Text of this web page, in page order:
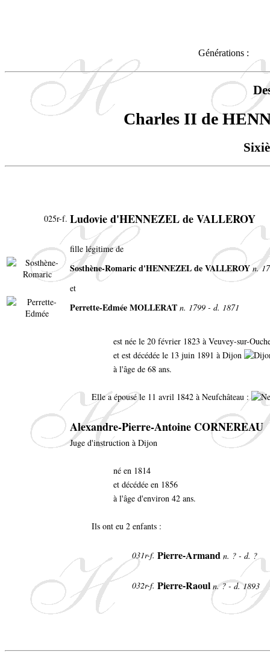
Générations :
Charles II de
025r-f. Ludovie d'HENNEZEL de VALLEROY
fille légitime de
Sosthène-Romaric d'HENNEZEL de VALLEROYn.
et
Perrette-Edmée MOLLERAT n. 1799 - d. 1871
est née le 20 février 1823 à Veuvey-sur-
et est décédée le 13 juin 1891 à Dijon
à l'âge de 68 ans.
Elle a épousé le 11 avril 1842 à Neufchâteau :
Alexandre-Pierre-Antoine CORNEREAU
Juge d'instruction à Dijon
né en 1814
et décédée en 1856
à l'âge d'environ 42 ans.
Ils ont eu 2 enfants :
031r-f. Pierre-Armand n. ? - d. ?
032r-f. Pierre-Raoul n. ? - d. 1893